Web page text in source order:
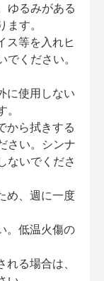
ゆるみがある
す。
ス等を入れヒ
ください。
に使用しない
から拭きする
さい。シンナ
ないでくださ
め、週に一度
。低温火傷の
る場合は、